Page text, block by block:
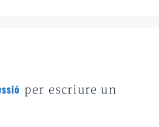
per escriure un